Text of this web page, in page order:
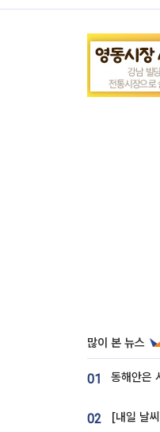
많이 본 뉴스
01
02